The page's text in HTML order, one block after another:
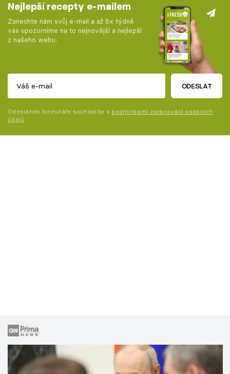
Nejlepší recepty e-mailem
Zanechte nám svůj e-mail a až 5x týdně
vás upozorníme na to nejnovější a nejlepší
z našeho webu.
ODESLAT
Odesláním formuláře souhlasíte s podmínkami zpracování osobních
údajů